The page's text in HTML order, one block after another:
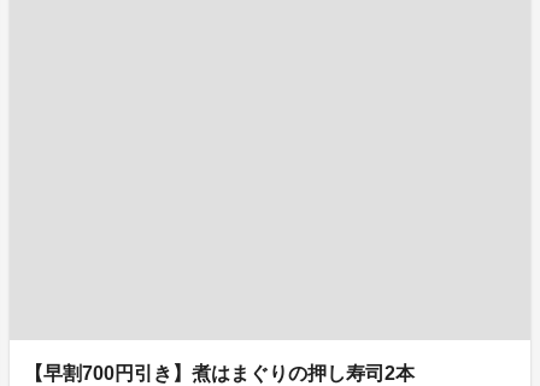
【早割700円引き】煮はまぐりの押し寿司2本